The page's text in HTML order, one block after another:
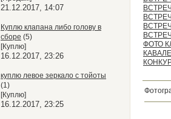
21.12.2017, 14:07
Куплю клапана либо голову в
сборе (5)
[Куплю]
16.12.2017, 23:26
куплю левое зеркало с тойоты
(1)
[Куплю]
16.12.2017, 23:25
ФОТО